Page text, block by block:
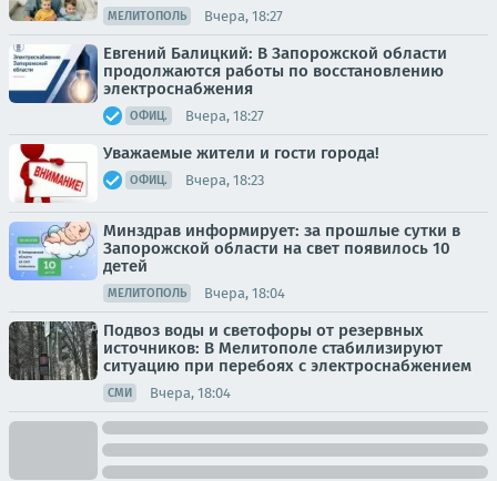
МЕЛИТОПОЛЬ Вчера, 18:27
Евгений Балицкий: В Запорожской области
продолжаются работы по восстановлению
электроснабжения
ОФИЦ. Вчера, 18:27
Уважаемые жители и гости города!
ОФИЦ. Вчера, 18:23
Минздрав информирует: за прошлые сутки в
Запорожской области на свет появилось 10
детей
МЕЛИТОПОЛЬ Вчера, 18:04
Подвоз воды и светофоры от резервных
источников: В Мелитополе стабилизируют
ситуацию при перебоях с электроснабжением
СМИ Вчера, 18:04